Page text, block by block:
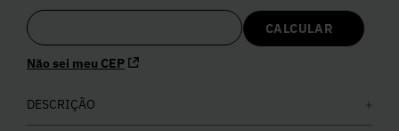
Não sei meu CEP
DESCRIÇÃO
5º Calça
6º Colete
7º